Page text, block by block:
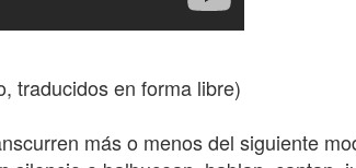
traducidos en forma libre)
más o menos del siguiente